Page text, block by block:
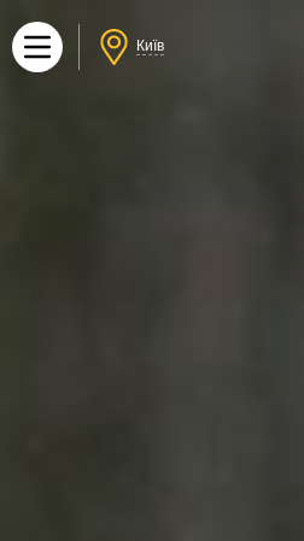
Київ